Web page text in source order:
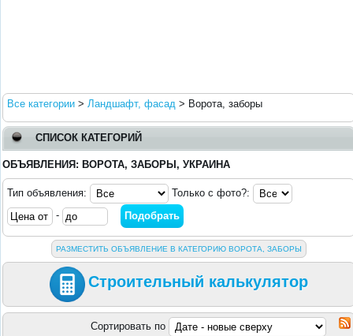
Все категории > Ландшафт, фасад > Ворота, заборы
СПИСОК КАТЕГОРИЙ
ОБЪЯВЛЕНИЯ: ВОРОТА, ЗАБОРЫ, УКРАИНА
Тип объявления:
Только с фото?:
-
РАЗМЕСТИТЬ ОБЪЯВЛЕНИЕ В КАТЕГОРИЮ ВОРОТА, ЗАБОРЫ
Строительный калькулятор
Сортировать по